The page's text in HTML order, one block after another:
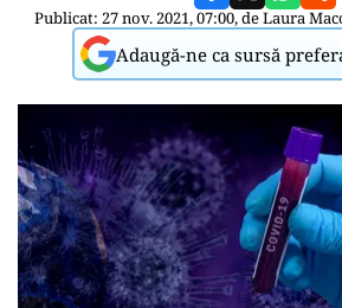
Publicat: 27 nov. 2021, 07:00, deLaura
Adaugă-ne ca sursă